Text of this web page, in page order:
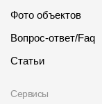
Фото объектов
Вопрос-ответ/Faq
Статьи
Сервисы